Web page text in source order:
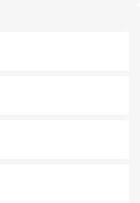
を楽しめる外せないスポット